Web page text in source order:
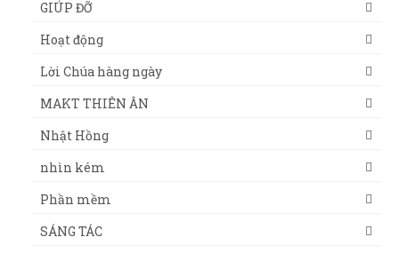
GIÚP ĐỠ
Hoạt động
Lời Chúa hàng ngày
MAKT THIÊN ÂN
Nhật Hồng
nhìn kém
Phần mềm
SÁNG TÁC